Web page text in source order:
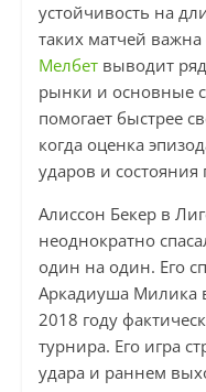
устойчивость на
таких матчей
Мелбетвыводит
рынки и основные
помогает быстрее
когда оценка
ударов и состояния
Алиссон Бекер в
неоднократно
один на один. Его
Аркадиуша Милика
2018 году
турнира. Его игра
удара и раннем